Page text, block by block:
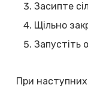
Засипте
Щільно
Запустіть
При